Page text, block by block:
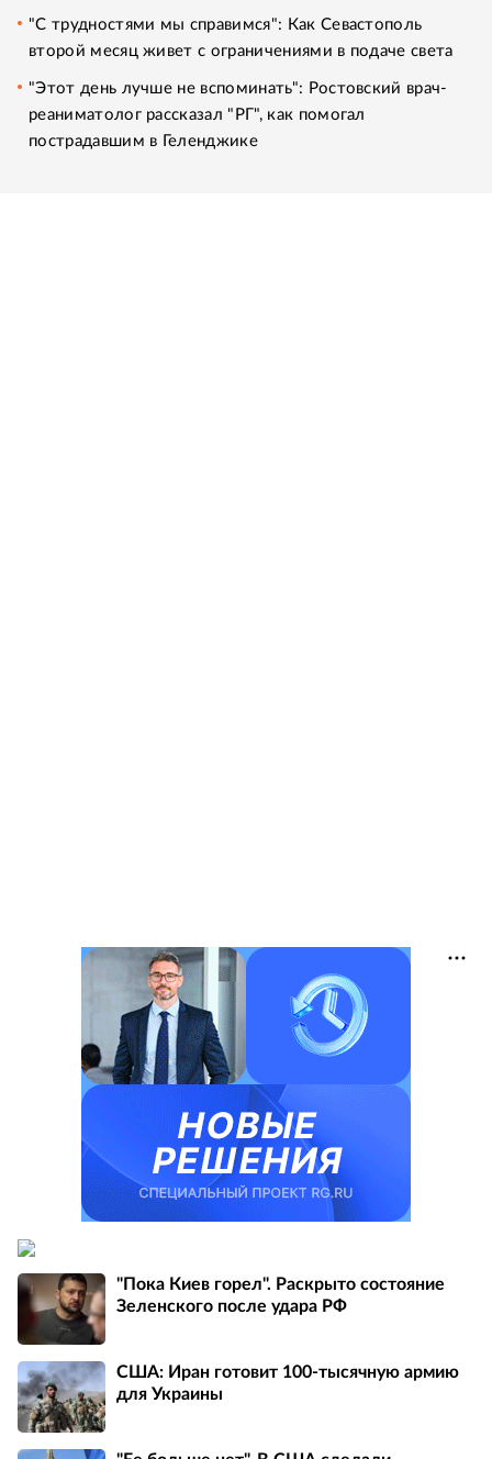
"С трудностями мы справимся": Как Севастополь
второй месяц живет с ограничениями в подаче света
"Этот день лучше не вспоминать": Ростовский врач-
реаниматолог рассказал "РГ", как помогал
пострадавшим в Геленджике
"Пока Киев горел". Раскрыто состояние
Зеленского после удара РФ
США: Иран готовит 100-тысячную армию
для Украины